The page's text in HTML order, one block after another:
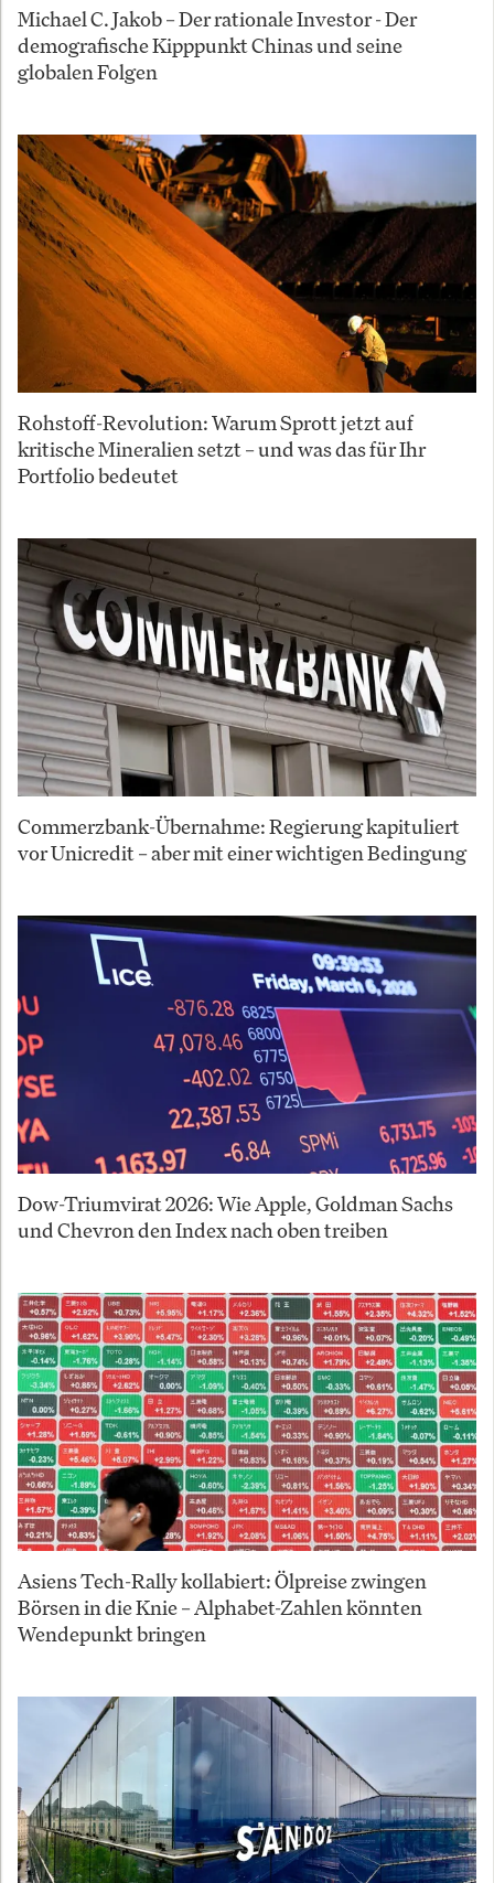
Michael C. Jakob – Der rationale Investor - Der
demografische Kipppunkt Chinas und seine
globalen Folgen
Rohstoff-Revolution: Warum Sprott jetzt auf
kritische Mineralien setzt – und was das für Ihr
Portfolio bedeutet
Commerzbank-Übernahme: Regierung kapituliert
vor Unicredit – aber mit einer wichtigen Bedingung
Dow-Triumvirat 2026: Wie Apple, Goldman Sachs
und Chevron den Index nach oben treiben
Asiens Tech-Rally kollabiert: Ölpreise zwingen
Börsen in die Knie – Alphabet-Zahlen könnten
Wendepunkt bringen